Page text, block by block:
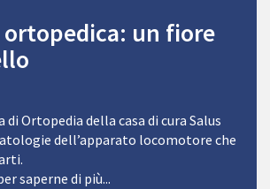
un fiore
di Ortopedia della casa di cura Salus
dell’apparato locomotore che
saperne di più...